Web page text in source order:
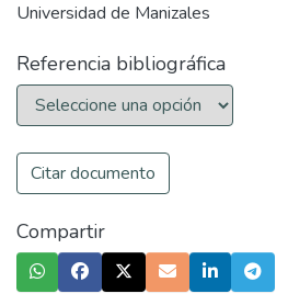
Universidad de Manizales
Referencia bibliográfica
Citar documento
Compartir